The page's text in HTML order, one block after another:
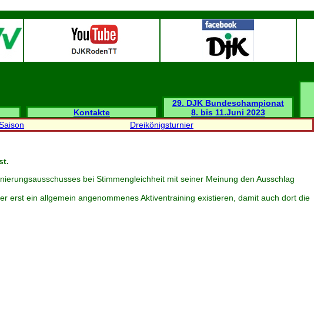
Kontakte
29. DJK Bundeschampionat
8. bis 11.Juni 2023
Dreikönigsturnier
bei Stimmengleichheit mit seiner Meinung den Ausschlag
erst ein allgemein angenommenes Aktiventraining existieren, damit auch dort die